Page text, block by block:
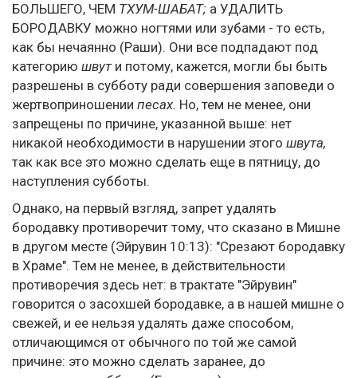
БОЛЬШЕГО, ЧЕМ ТХУМ-ШАБАТ; а УДАЛИТЬ
БОРОДАВКУ можно ногтями или зубами - то есть,
как бы нечаянно (Раши). Они все подпадают под
категорию швут и потому, кажется, могли бы быть
разрешены в субботу ради совершения заповеди о
жертвоприношении песах. Но, тем не менее, они
запрещены по причине, указанной выше: нет
никакой необходимости в нарушении этого швута,
так как все это можно сделать еще в пятницу, до
наступления субботы.
Однако, на первый взгляд, запрет удалять
бородавку противоречит тому, что сказано в Мишне
в другом месте (Эйрувин 10:13): "Срезают бородавку
в Храме". Тем не менее, в действительности
противоречия здесь нет: в трактате "Эйрувин"
говорится о засохшей бородавке, а в нашей мишне о
свежей, и ее нельзя удалять даже способом,
отличающимся от обычного по той же самой
причине: это можно сделать заранее, до